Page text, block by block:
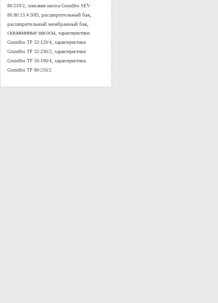
80-210/2, описание насоса Grundfos SEV
80.80.13.4.50D, расширительный бак,
расширительный мембранный бак,
скважинные насосы, характеристики
Grundfos TP 32-120/4, характеристики
Grundfos TP 32-230/2, характеристики
Grundfos TP 50-190/4, характеристики
Grundfos TP 80-210/2